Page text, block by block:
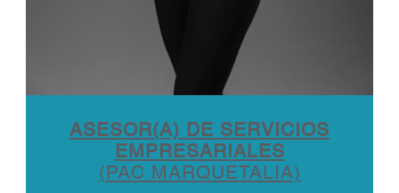
ASESOR(A) DE SERVICIOS
EMPRESARIALES
(PAC MARQUETALIA)